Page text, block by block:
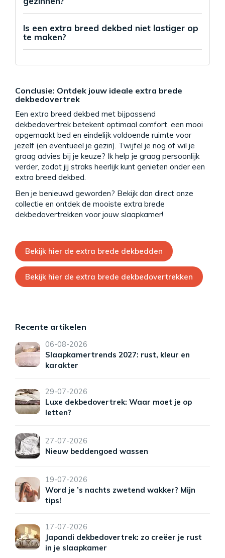
Is een extra breed dekbed niet lastiger op
te maken?
Conclusie: Ontdek jouw ideale extra brede
dekbedovertrek
Een extra breed dekbed met bijpassend
dekbedovertrek betekent optimaal comfort, een mooi
opgemaakt bed en eindelijk voldoende ruimte voor
jezelf (en eventueel je gezin). Twijfel je nog of wil je
graag advies bij je keuze? Ik help je graag persoonlijk
verder, zodat jij straks heerlijk kunt genieten onder een
extra breed dekbed.
Ben je benieuwd geworden? Bekijk dan direct onze
collectie en ontdek de mooiste extra brede
dekbedovertrekken voor jouw slaapkamer!
Bekijk hier de extra brede dekbedden
Bekijk hier de extra brede dekbedovertrekken
Recente artikelen
06-08-2026
Slaapkamertrends 2027: rust, kleur en
karakter
29-07-2026
Luxe dekbedovertrek: Waar moet je op
letten?
27-07-2026
Nieuw beddengoed wassen
19-07-2026
Word je ’s nachts zwetend wakker? Mijn
tips!
17-07-2026
Japandi dekbedovertrek: zo creëer je rust
in je slaapkamer